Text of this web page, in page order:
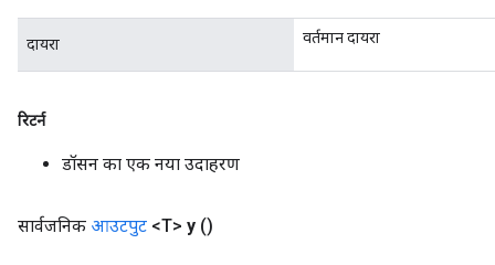
दायरा वर्तमान दायरा
रिटर्न
डॉसन का एक नया उदाहरण
सार्वजनिक आउटपुट <T> y ()